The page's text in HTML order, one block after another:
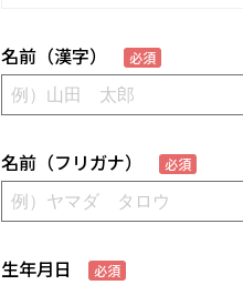
名前（漢字） 必須
名前（フリガナ） 必須
生年月日 必須